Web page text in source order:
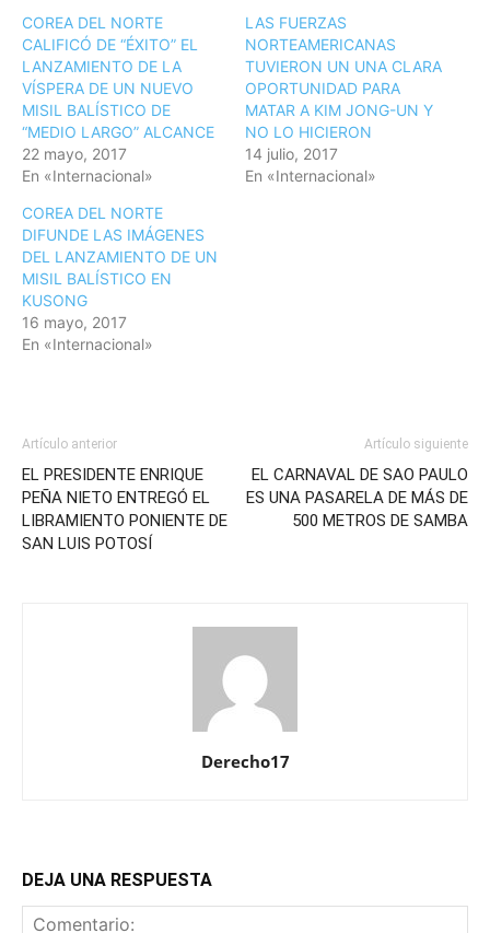
COREA DEL NORTE
CALIFICÓ DE “ÉXITO” EL
LANZAMIENTO DE LA
VÍSPERA DE UN NUEVO
MISIL BALÍSTICO DE
“MEDIO LARGO” ALCANCE
22 mayo, 2017
En «Internacional»
LAS FUERZAS
NORTEAMERICANAS
TUVIERON UN UNA CLARA
OPORTUNIDAD PARA
MATAR A KIM JONG-UN Y
NO LO HICIERON
14 julio, 2017
En «Internacional»
COREA DEL NORTE
DIFUNDE LAS IMÁGENES
DEL LANZAMIENTO DE UN
MISIL BALÍSTICO EN
KUSONG
16 mayo, 2017
En «Internacional»
Artículo anterior
EL PRESIDENTE ENRIQUE
PEÑA NIETO ENTREGÓ EL
LIBRAMIENTO PONIENTE DE
SAN LUIS POTOSÍ
Artículo siguiente
EL CARNAVAL DE SAO PAULO
ES UNA PASARELA DE MÁS DE
500 METROS DE SAMBA
Derecho17
DEJA UNA RESPUESTA